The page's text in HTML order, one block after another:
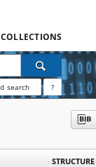
COLLECTIONS
search ?
STRUCTURE